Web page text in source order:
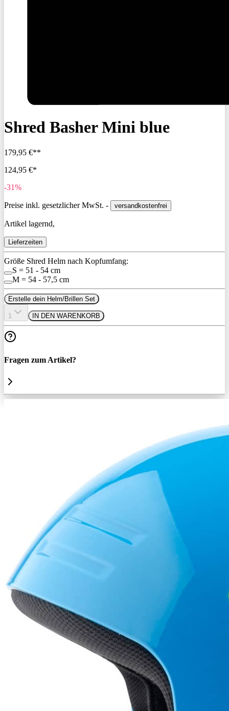
Shred Basher Mini blue
179,95 €**
124,95 €*
-31%
Preise inkl. gesetzlicher MwSt. - versandkostenfrei
Artikel lagernd,
Lieferzeiten
Größe Shred Helm nach Kopfumfang:
S = 51 - 54 cm
M = 54 - 57,5 cm
Erstelle dein Helm/Brillen Set
1 IN DEN WARENKORB
Fragen zum Artikel?